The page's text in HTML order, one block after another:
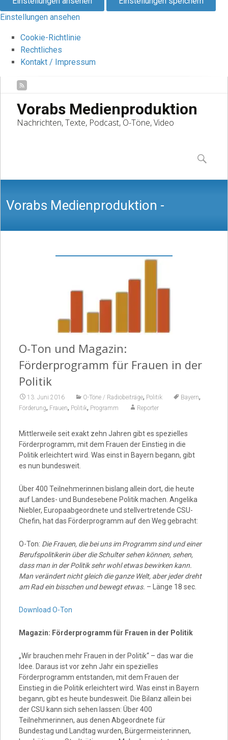
Einstellungen ansehen
Cookie-Richtlinie
Rechtliches
Kontakt / Impressum
Vorabs Medienproduktion
Nachrichten, Texte, Podcast, O-Töne, Video
content
Suchen
nach:
Vorabs Medienproduktion -
Nachrichten, Texte, Podcast, O-Töne,
O-Ton und Magazin:
Förderprogramm für Frauen in der
Politik
13. Juni 2016 O-Töne / Radiobeiträge, Politik Bayern,
Förderung, Frauen, Politik, Programm Reporter
Mittlerweile seit exakt zehn Jahren gibt es spezielles
Förderprogramm, mit dem Frauen der Einstieg in die
Politik erleichtert wird. Was einst in Bayern begann, gibt
es nun bundesweit.
Über 400 Teilnehmerinnen bislang allein dort, die heute
auf Landes- und Bundesebene Politik machen. Angelika
Niebler, Europaabgeordnete und stellvertretende CSU-
Chefin, hat das Förderprogramm auf den Weg gebracht:
O-Ton: Die Frauen, die bei uns im Programm sind und einer
Berufspolitikerin über die Schulter sehen können, sehen,
dass man in der Politik sehr wohl etwas bewirken kann.
Man verändert nicht gleich die ganze Welt, aber jeder dreht
am Rad ein bisschen und bewegt etwas. – Länge 18 sec.
Download O-Ton
Magazin: Förderprogramm für Frauen in der Politik
„Wir brauchen mehr Frauen in der Politik“ – das war die
Idee. Daraus ist vor zehn Jahr ein spezielles
Förderprogramm entstanden, mit dem Frauen der
Einstieg in die Politik erleichtert wird. Was einst in Bayern
begann, gibt es heute bundesweit. Die Bilanz allein bei
der CSU kann sich sehen lassen: Über 400
Teilnehmerinnen, aus denen Abgeordnete für
Bundestag und Landtag wurden, Bürgermeisterinnen,